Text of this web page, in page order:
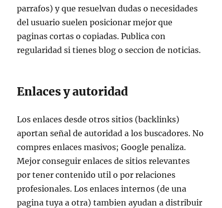
parrafos) y que resuelvan dudas o necesidades
del usuario suelen posicionar mejor que
paginas cortas o copiadas. Publica con
regularidad si tienes blog o seccion de noticias.
Enlaces y autoridad
Los enlaces desde otros sitios (backlinks)
aportan señal de autoridad a los buscadores. No
compres enlaces masivos; Google penaliza.
Mejor conseguir enlaces de sitios relevantes
por tener contenido util o por relaciones
profesionales. Los enlaces internos (de una
pagina tuya a otra) tambien ayudan a distribuir